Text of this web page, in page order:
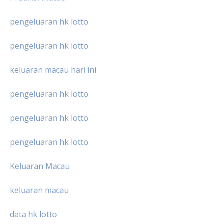
pengeluaran hk lotto
pengeluaran hk lotto
keluaran macau hari ini
pengeluaran hk lotto
pengeluaran hk lotto
pengeluaran hk lotto
Keluaran Macau
keluaran macau
data hk lotto